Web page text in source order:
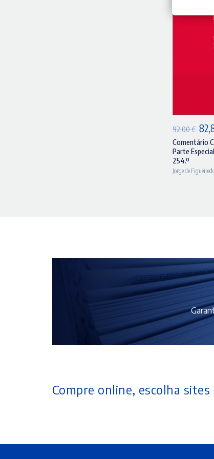
92,00€ O
era:
Comentário
Parte
254.º
Jorge de
Compre online, escolha sites